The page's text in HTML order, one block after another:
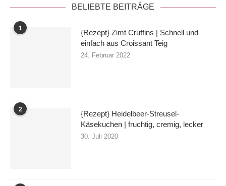
BELIEBTE BEITRÄGE
1
{Rezept} Zimt Cruffins | Schnell und
einfach aus Croissant Teig
24. Februar 2022
2
{Rezept} Heidelbeer-Streusel-
Käsekuchen | fruchtig, cremig, lecker
30. Juli 2020